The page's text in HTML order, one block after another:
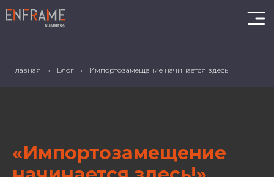
Главная → Блог → Импортозамещение начинается здесь
«Импортозамещение